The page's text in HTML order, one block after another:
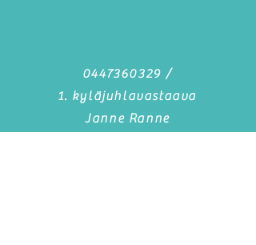
0447360329 /
1. kyläjuhlavastaava
Janne Ranne